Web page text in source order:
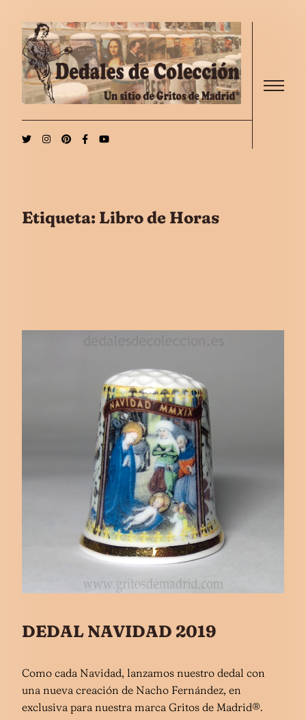
Etiqueta: Libro de Horas
DEDAL NAVIDAD 2019
Como cada Navidad, lanzamos nuestro dedal con
una nueva creación de Nacho Fernández, en
exclusiva para nuestra marca Gritos de Madrid®.